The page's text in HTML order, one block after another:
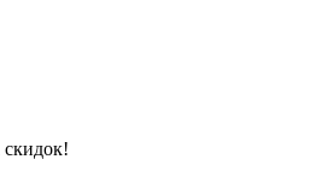
скидок!